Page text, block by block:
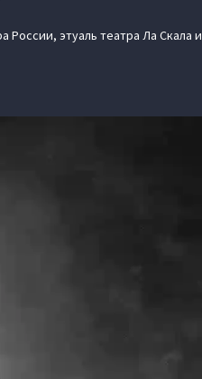
России, этуаль театра Ла Скала и